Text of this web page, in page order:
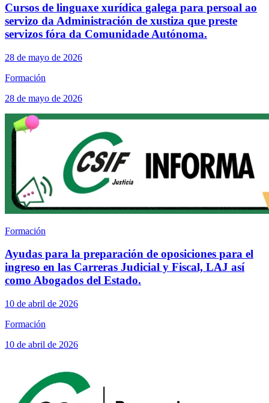
Cursos de linguaxe xurídica galega para persoal ao
servizo da Administración de xustiza que preste
servizos fóra da Comunidade Autónoma.
28 de mayo de 2026
Formación
28 de mayo de 2026
Formación
Ayudas para la preparación de oposiciones para el
ingreso en las Carreras Judicial y Fiscal, LAJ así
como Abogados del Estado.
10 de abril de 2026
Formación
10 de abril de 2026